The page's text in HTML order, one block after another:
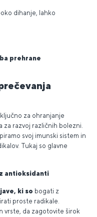
dihanje, lahko
prehrane
za ohranjanje
za razvoj različnih bolezni.
svoj imunski sistem in
Tukaj so glavne
antioksidanti
, ki so bogati z
proste radikale.
vrste, da zagotovite širok